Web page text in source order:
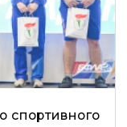
спортивного